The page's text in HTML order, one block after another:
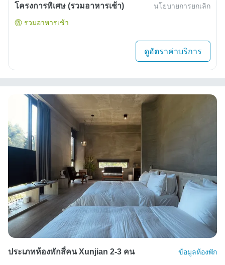
โครงการพิเศษ (รวมอาหารเช้า) นโยบายการยกเลิก
รวมอาหารเช้า
ดูอัตราค่าบริการ
ประเภทห้องพักสี่คน Xunjian 2-3 คน ข้อมูลห้องพัก